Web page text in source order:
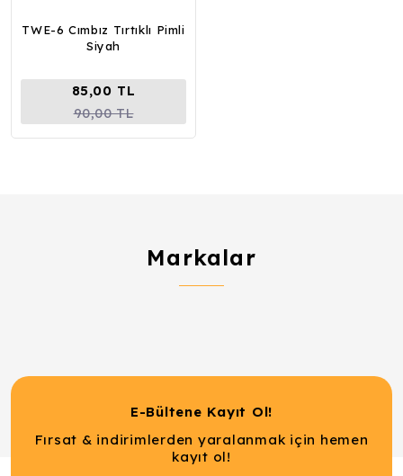
TWE-6 Cımbız Tırtıklı Pimli
Siyah
85,00 TL
90,00 TL
Markalar
E-Bültene Kayıt Ol!
Fırsat & indirimlerden yaralanmak için hemen
kayıt ol!